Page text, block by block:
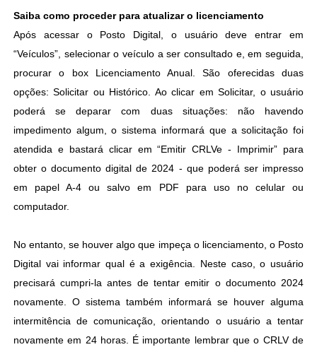
Saiba como proceder para atualizar o licenciamento
Após acessar o Posto Digital, o usuário deve entrar em
“Veículos”, selecionar o veículo a ser consultado e, em seguida,
procurar o box Licenciamento Anual. São oferecidas duas
opções: Solicitar ou Histórico. Ao clicar em Solicitar, o usuário
poderá se deparar com duas situações: não havendo
impedimento algum, o sistema informará que a solicitação foi
atendida e bastará clicar em “Emitir CRLVe - Imprimir” para
obter o documento digital de 2024 - que poderá ser impresso
em papel A-4 ou salvo em PDF para uso no celular ou
computador.
No entanto, se houver algo que impeça o licenciamento, o Posto
Digital vai informar qual é a exigência. Neste caso, o usuário
precisará cumpri-la antes de tentar emitir o documento 2024
novamente. O sistema também informará se houver alguma
intermitência de comunicação, orientando o usuário a tentar
novamente em 24 horas. É importante lembrar que o CRLV de